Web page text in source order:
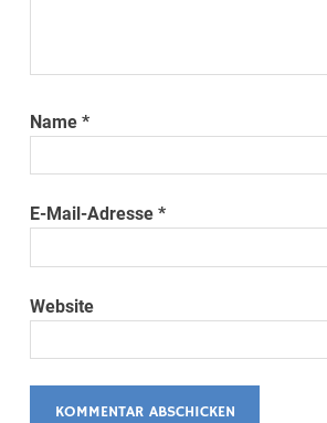
Name*
E-Mail-Adresse*
Website